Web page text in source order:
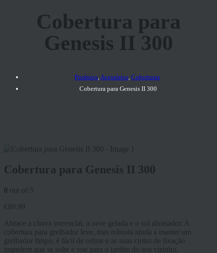
Cobertura para
Genesis II 300
Produtos,Acessórios, Coberturas
Cobertura para Genesis II 300
Cobertura para Genesis II 300
0 out of 5
€ 89.99
Abrace a chuva torrencial, a neve gelada e o sol abrasador. A
cobertura para grelhador leve, mas robusta ajuda a manter um
grelhador limpo, é fácil de retirar e as suas cintas de fixação
impedem que se solte e voe para o jardim do seu vizinho.